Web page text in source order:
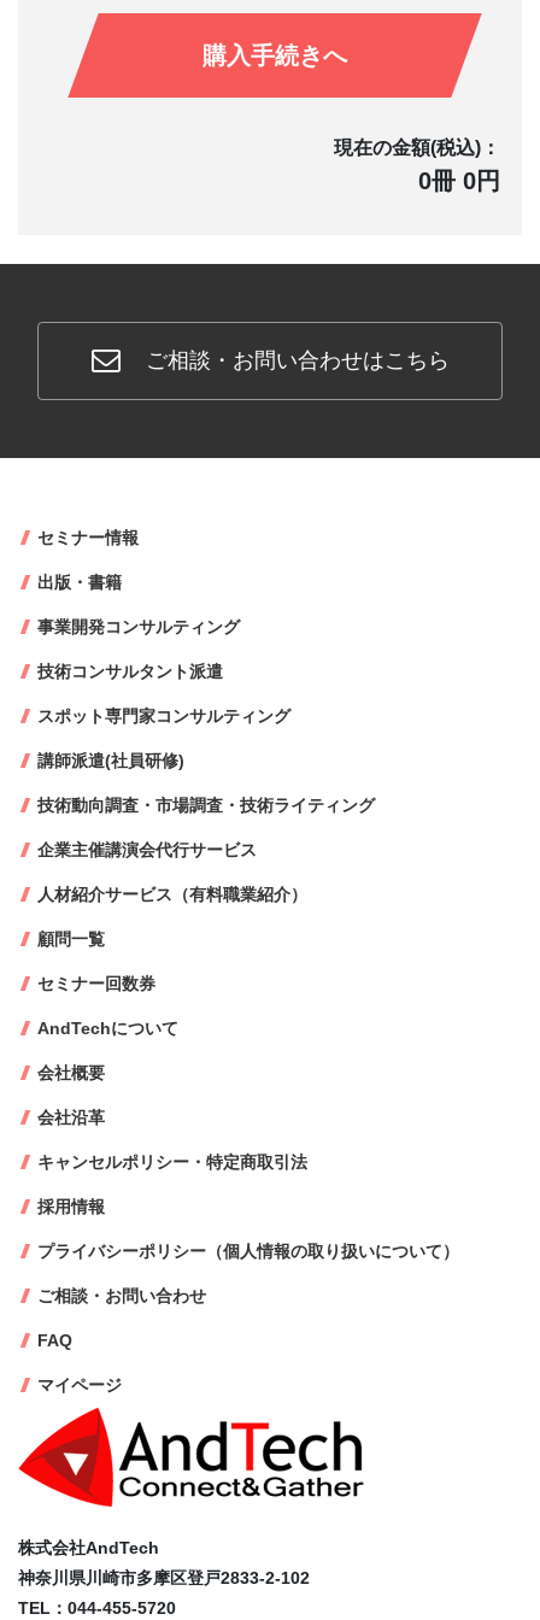
購入手続きへ
現在の金額(税込)：
0冊 0円
ご相談・お問い合わせはこちら
株式会社AndTech
神奈川県川崎市多摩区登戸2833-2-102
TEL：044-455-5720
セミナー情報
出版・書籍
事業開発コンサルティング
技術コンサルタント派遣
スポット専門家コンサルティング
講師派遣(社員研修)
技術動向調査・市場調査・技術ライティング
企業主催講演会代行サービス
人材紹介サービス（有料職業紹介）
顧問一覧
セミナー回数券
AndTechについて
会社概要
会社沿革
キャンセルポリシー・特定商取引法
採用情報
プライバシーポリシー（個人情報の取り扱いについて）
ご相談・お問い合わせ
FAQ
マイページ